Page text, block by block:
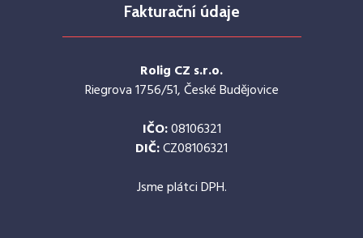
Fakturační údaje
Rolig CZ s.r.o.
Riegrova 1756/51, České Budějovice
IČO:08106321
DIČ:CZ08106321
Jsme plátci DPH.